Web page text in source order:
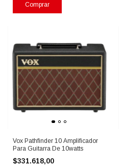
Comprar
Vox Pathfinder 10 Amplificador
Para Guitarra De 10watts
$331.618,00